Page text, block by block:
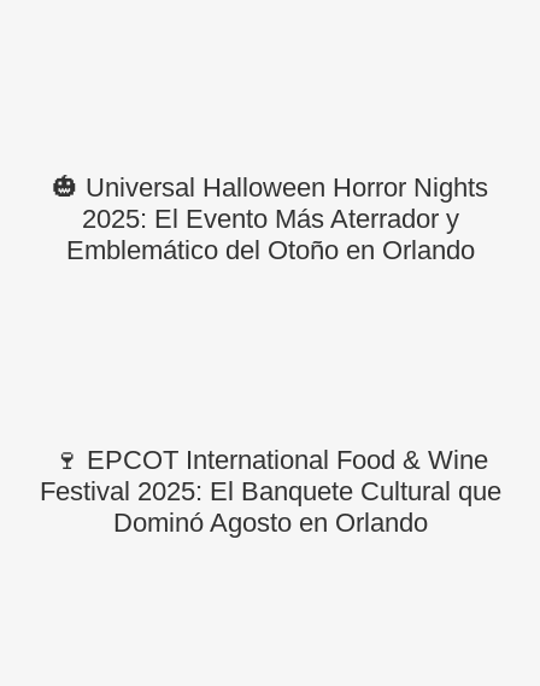
🎃 Universal Halloween Horror Nights
2025: El Evento Más Aterrador y
Emblemático del Otoño en Orlando
🍷 EPCOT International Food & Wine
Festival 2025: El Banquete Cultural que
Dominó Agosto en Orlando